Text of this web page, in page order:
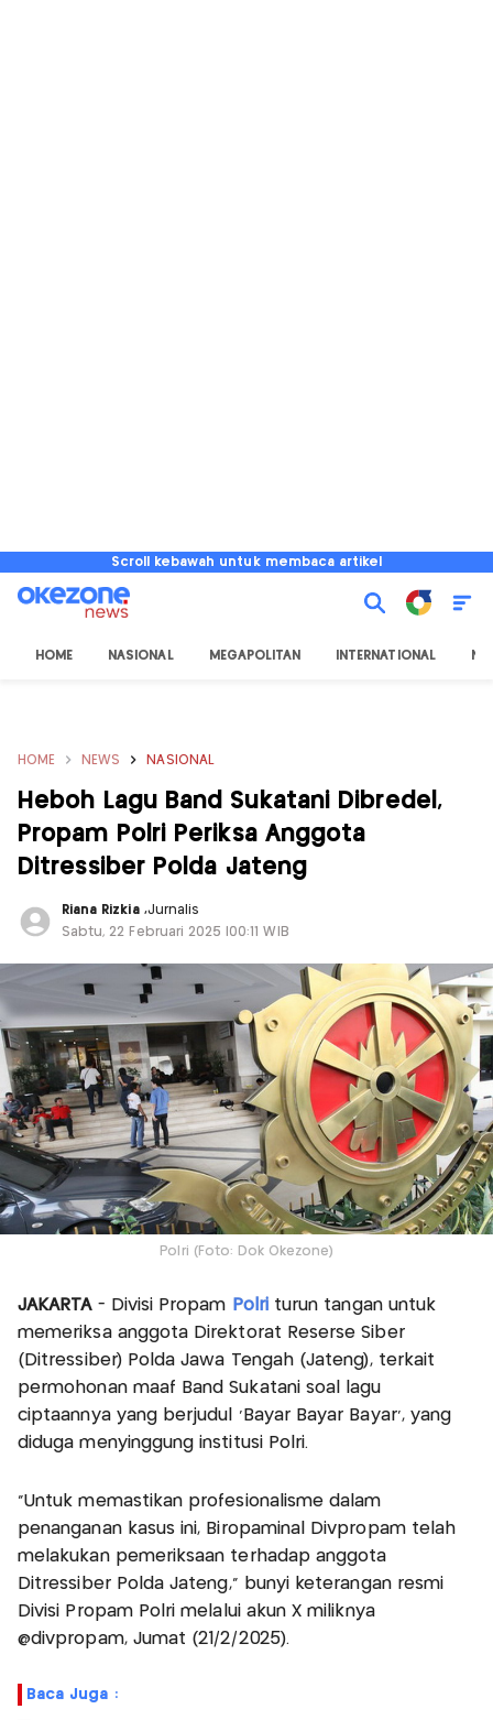
Scroll kebawah untuk membaca artikel
HOME NASIONAL MEGAPOLITAN INTERNATIONAL
HOME NEWS NASIONAL
Heboh Lagu Band Sukatani Dibredel,
Propam Polri Periksa Anggota
Ditressiber Polda Jateng
Riana Rizkia ,Jurnalis
Sabtu, 22 Februari 2025 |00:11 WIB
Polri (Foto: Dok Okezone)
JAKARTA - Divisi Propam Polriturun tangan untuk
memeriksa anggota Direktorat Reserse Siber
(Ditressiber) Polda Jawa Tengah (Jateng), terkait
permohonan maaf Band Sukatani soal lagu
ciptaannya yang berjudul 'Bayar Bayar Bayar', yang
diduga menyinggung institusi Polri.
"Untuk memastikan profesionalisme dalam
penanganan kasus ini, Biropaminal Divpropam telah
melakukan pemeriksaan terhadap anggota
Ditressiber Polda Jateng," bunyi keterangan resmi
Divisi Propam Polri melalui akun X miliknya
@divpropam, Jumat (21/2/2025).
Baca Juga :